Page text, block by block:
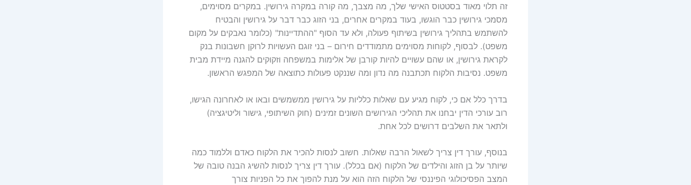
זה תלוי מאוד בסטטוס האישי שלך, מה מצבך, מה קורה במקרה גירושין. במקרים מסוימים,
מסמכי גירושין כבר הוגשו, בעוד במקרים אחרים, בני הזוג כבר דבר על גירושין והבטיח
להשתמש בתהליך גירושין בשיתוף פעולה, ולא עד הסוף "ההתדיינות" (כלומר נאבקים על מקום
משפט). לבסוף, לקוחות מסוימים מתמודדים חירום – בני זוגם העשויות לרוקן חשבונות בנק
לקראת גירושין, או שהם עשויים להיות קורבן של אלימות במשפחה וזקוקים להגנה מיידת מבית
משפט. נסיבות הלקוח תכתבנה מה נדון ומה שננקט פעולות כתוצאה של המפגש הראשון.
בדרך כלל אם כי, לקוח מגיע עם שאלות כלליות על גירושין ממשמשים ובאו או לאחרונה הגישו,
רוב עורכי הדין יבחנו את תהליכי הגירושים השונים זמינים (חוק השיתופי, גישור וליטיגציה)
ולתאר את השלבים דרושים לכל אחת.
בנוסף, עורך דין צריך לשאול הרבה שאלות. חשוב לנסות להכיר את הלקוח כאדם וללמוד כמה
שיותר על בן הזוג והילדים של הלקוח (אם בכלל). עורך דין צריך לנסות להשיג הבנה טובה של
המצב הפסיכולוגי הפיננסי של הלקוח הזה הוא על מנת להפוך את כל הפניות צורך